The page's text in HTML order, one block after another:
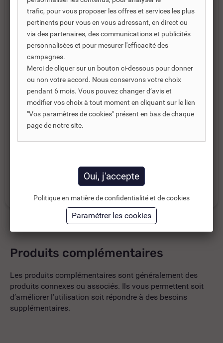
Bouchon PVC pression à coller femelle
Application
Jardinage, Arrosage, Irrigation, Alimentation principale
ou Piscine
Avantages
– Rapide et facile à installer
– Système à coller
– Produits certifiés
– Transport de l’eau potable
RACCORD PVC PRESSION
Produits complémentaires
Les produits complémentaires sont généralement des
produits connexes ou associés. Ils vous permettent soit
d’améliorer l’utilisation soit répondre à des besoins
supplémentaires.
trafic, pour vous proposer les offres et services les plus
pertinents pour vous en vous adressant, en direct ou
via des partenaires, des communications et publicités
personnalisées et pour mesurer l'efficacité des
campagnes.
Merci de cliquer sur un bouton ci-dessous pour donner
ou non votre accord. Nous conservons votre choix
pendant 6 mois. Vous pouvez changer d’avis et
modifier vos choix à tout moment en cliquant sur le lien
"Vos paramètres de cookies" présent en bas de chaque
page de notre site.
Politique en matière de confidentialité et de cookies